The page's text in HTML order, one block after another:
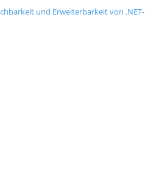
und Erweiterbarkeit von .NET-